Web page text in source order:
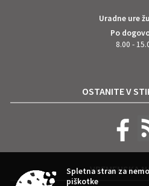
Uradne ure
Po
8.00 -
OSTANITE V
VREMENSKA
Spletna stran za
piškotke